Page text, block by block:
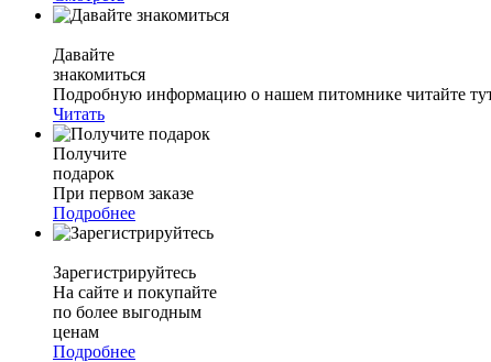
Давайте
знакомиться
Подробную информацию о нашем питомнике читайте
Читать
Получите
подарок
При первом заказе
Подробнее
Зарегистрируйтесь
На сайте и покупайте
по более выгодным
ценам
Подробнее